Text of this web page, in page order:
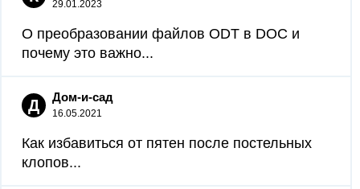
29.01.2023
О преобразовании файлов ODT в DOC и
почему это важно...
Д Дом-и-сад
16.05.2021
Как избавиться от пятен после постельных
клопов...